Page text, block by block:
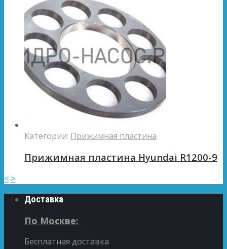
Категории: Прижимная пластина
Прижимная пластина Hyundai R1200-9
< >
Доставка
По Москве:
Бесплатная доставка